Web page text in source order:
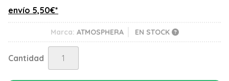
envío 5,50€*
Marca: ATMOSPHERA EN STOCK
Cantidad